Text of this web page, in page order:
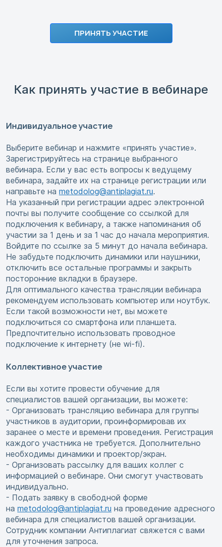
ПРИНЯТЬ УЧАСТИЕ
Как принять участие в вебинаре
Индивидуальное участие
Выберите вебинар и нажмите «принять участие».
Зарегистрируйтесь на странице выбранного
вебинара. Если у вас есть вопросы к ведущему
вебинара, задайте их на странице регистрации или
направьте на metodolog@antiplagiat.ru.
На указанный при регистрации адрес электронной
почты вы получите сообщение со ссылкой для
подключения к вебинару, а также напоминания об
участии за 1 день и за 1 час до начала мероприятия.
Войдите по ссылке за 5 минут до начала вебинара.
Не забудьте подключить динамики или наушники,
отключить все остальные программы и закрыть
посторонние вкладки в браузере.
Для оптимального качества трансляции вебинара
рекомендуем использовать компьютер или ноутбук.
Если такой возможности нет, вы можете
подключиться со смартфона или планшета.
Предпочтительно использовать проводное
подключение к интернету (не wi-fi).
Коллективное участие
Если вы хотите провести обучение для
специалистов вашей организации, вы можете:
- Организовать трансляцию вебинара для группы
участников в аудитории, проинформировав их
заранее о месте и времени проведения. Регистрация
каждого участника не требуется. Дополнительно
необходимы динамики и проектор/экран.
- Организовать рассылку для ваших коллег с
информацией о вебинаре. Они смогут участвовать
индивидуально.
- Подать заявку в свободной форме
на metodolog@antiplagiat.ru на проведение адресного
вебинара для специалистов вашей организации.
Сотрудник компании Антиплагиат свяжется с вами
для уточнения запроса.